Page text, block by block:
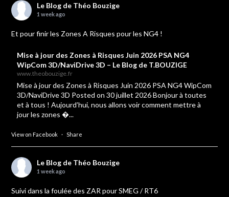
Le Blog de Théo Bouzige
1 week ago
Et pour finir les Zones A Risques pour les NG4 !
Mise à jour des Zones à Risques Juin 2026 PSA NG4
WipCom 3D/NaviDrive 3D – Le Blog de T.BOUZIGE
www.theobouzige.fr
Mise à jour des Zones à Risques Juin 2026 PSA NG4 WipCom
3D/NaviDrive 3D Posted on 30 juillet 2026 Bonjour à toutes
et à tous ! Aujourd’hui, nous allons voir comment mettre à
jour les zones �...
View on Facebook · Share
Le Blog de Théo Bouzige
1 week ago
Suivi dans la foulée des ZAR pour SMEG / RT6